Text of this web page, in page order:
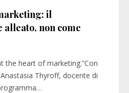
il
alleato, non come
the heart of marketing.”Con
Thyroff, docente di